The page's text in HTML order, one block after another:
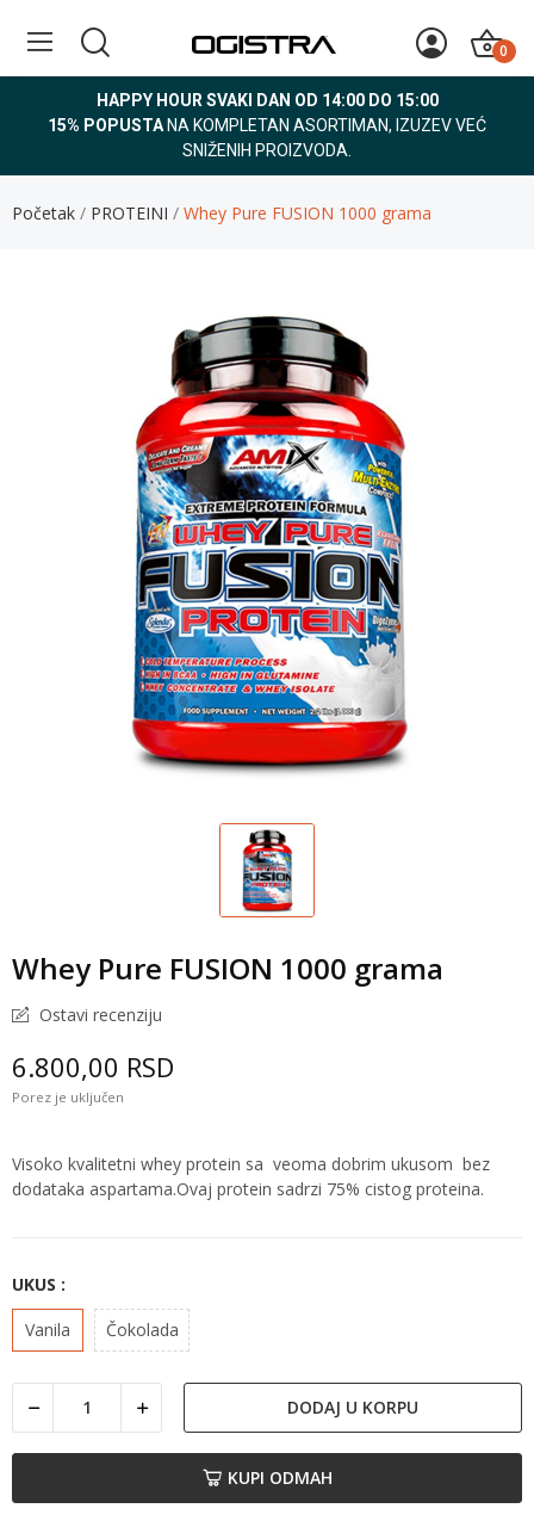
0
HAPPY HOUR SVAKI DAN OD 14:00 DO 15:00
15% POPUSTA NA KOMPLETAN ASORTIMAN, IZUZEV VEĆ
SNIŽENIH PROIZVODA.
Početak PROTEINI Whey Pure FUSION 1000 grama
Whey Pure FUSION 1000 grama
Ostavi recenziju
6.800,00 RSD
Porez je uključen
Visoko kvalitetni whey protein sa veoma dobrim ukusom bez
dodataka aspartama.Ovaj protein sadrzi 75% cistog proteina.
UKUS :
Vanila Čokolada
DODAJ U KORPU
KUPI ODMAH